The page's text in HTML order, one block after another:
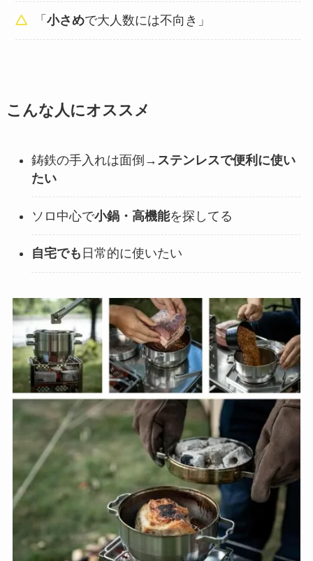
「小さめで大人数には不向き」
こんな人にオススメ
鋳鉄の手入れは面倒→ ステンレスで便利に使い
たい
ソロ中心で小鍋・高機能を探してる
自宅でも 日常的に使いたい